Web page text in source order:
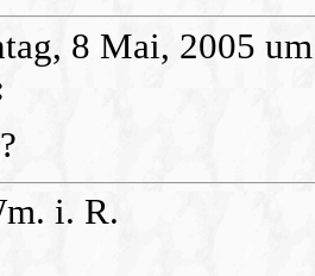
8 Mai, 2005
i. R.